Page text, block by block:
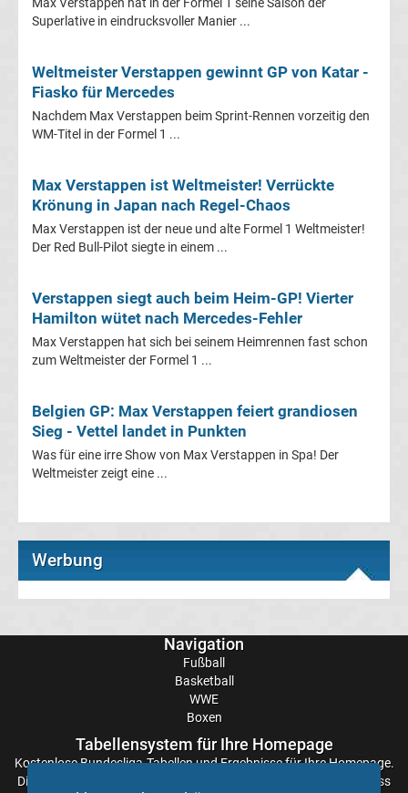
Tabelle
Premier
Erg.
League
Tabelle
Bundesliga
Erg.
Superlative in eindrucksvoller Manier ...
Weltmeister Verstappen gewinnt GP von Katar -
Fiasko für Mercedes
Nachdem Max Verstappen beim Sprint-Rennen vorzeitig den
WM-Titel in der Formel 1 ...
Max Verstappen ist Weltmeister! Verrückte
Krönung in Japan nach Regel-Chaos
Max Verstappen ist der neue und alte Formel 1 Weltmeister!
Der Red Bull-Pilot siegte in einem ...
Verstappen siegt auch beim Heim-GP! Vierter
Hamilton wütet nach Mercedes-Fehler
Max Verstappen hat sich bei seinem Heimrennen fast schon
zum Weltmeister der Formel 1 ...
Belgien GP: Max Verstappen feiert grandiosen
Sieg - Vettel landet in Punkten
Was für eine irre Show von Max Verstappen in Spa! Der
Weltmeister zeigt eine ...
Werbung
Navigation
Fußball
Basketball
WWE
Boxen
Tabellensystem für Ihre Homepage
KostenloseBundesliga-Tabellenund Ergebnisse für Ihre Homepage.
Die Aktualisierung der Ergebnisse erfolgt alle paar Minuten, sodass